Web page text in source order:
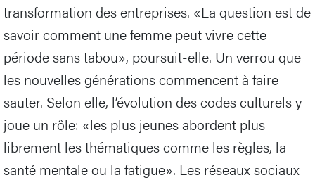
transformation des entreprises. «La question est de
savoir comment une femme peut vivre cette
période sans tabou», poursuit-elle. Un verrou que
les nouvelles générations commencent à faire
sauter. Selon elle, l’évolution des codes culturels y
joue un rôle: «les plus jeunes abordent plus
librement les thématiques comme les règles, la
santé mentale ou la fatigue». Les réseaux sociaux